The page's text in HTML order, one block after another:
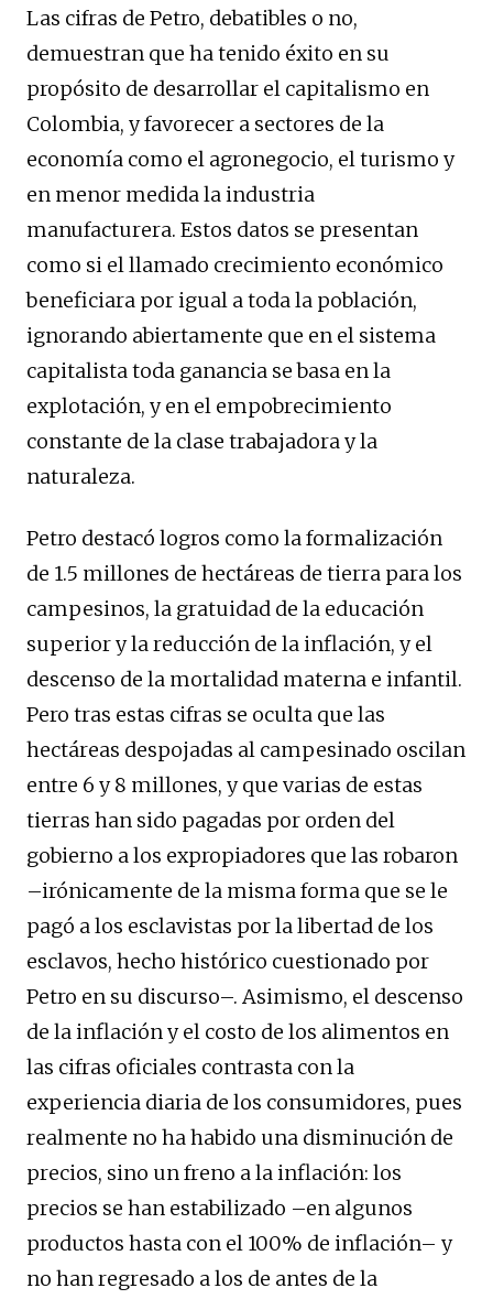
Las cifras de Petro, debatibles o no,
demuestran que ha tenido éxito en su
propósito de desarrollar el capitalismo en
Colombia, y favorecer a sectores de la
economía como el agronegocio, el turismo y
en menor medida la industria
manufacturera. Estos datos se presentan
como si el llamado crecimiento económico
beneficiara por igual a toda la población,
ignorando abiertamente que en el sistema
capitalista toda ganancia se basa en la
explotación, y en el empobrecimiento
constante de la clase trabajadora y la
naturaleza.
Petro destacó logros como la formalización
de 1.5 millones de hectáreas de tierra para los
campesinos, la gratuidad de la educación
superior y la reducción de la inflación, y el
descenso de la mortalidad materna e infantil.
Pero tras estas cifras se oculta que las
hectáreas despojadas al campesinado oscilan
entre 6 y 8 millones, y que varias de estas
tierras han sido pagadas por orden del
gobierno a los expropiadores que las robaron
–irónicamente de la misma forma que se le
pagó a los esclavistas por la libertad de los
esclavos, hecho histórico cuestionado por
Petro en su discurso–. Asimismo, el descenso
de la inflación y el costo de los alimentos en
las cifras oficiales contrasta con la
experiencia diaria de los consumidores, pues
realmente no ha habido una disminución de
precios, sino un freno a la inflación: los
precios se han estabilizado –en algunos
productos hasta con el 100% de inflación– y
no han regresado a los de antes de la